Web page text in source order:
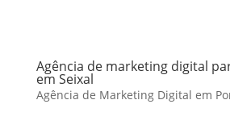
Agência de marketing digital
em Seixal
Agência de Marketing Digital em